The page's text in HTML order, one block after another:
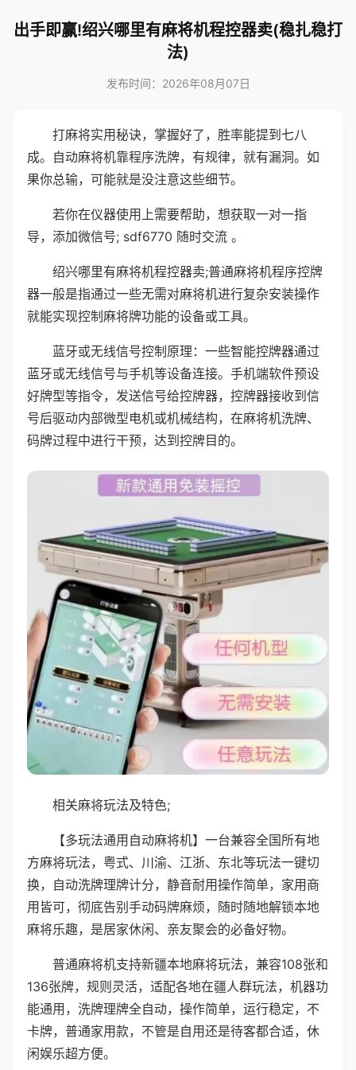
出手即赢!绍兴哪里有麻将机程控器卖(稳扎稳打
法)
发布时间：2026年08月07日
打麻将实用秘诀，掌握好了，胜率能提到七八
成。自动麻将机靠程序洗牌，有规律，就有漏洞。如
果你总输，可能就是没注意这些细节。
若你在仪器使用上需要帮助，想获取一对一指
导，添加微信号; sdf6770 随时交流 。
绍兴哪里有麻将机程控器卖;普通麻将机程序控牌
器一般是指通过一些无需对麻将机进行复杂安装操作
就能实现控制麻将牌功能的设备或工具。
蓝牙或无线信号控制原理：一些智能控牌器通过
蓝牙或无线信号与手机等设备连接。手机端软件预设
好牌型等指令，发送信号给控牌器，控牌器接收到信
号后驱动内部微型电机或机械结构，在麻将机洗牌、
码牌过程中进行干预，达到控牌目的。
相关麻将玩法及特色;
【多玩法通用自动麻将机】一台兼容全国所有地
方麻将玩法，粤式、川渝、江浙、东北等玩法一键切
换，自动洗牌理牌计分，静音耐用操作简单，家用商
用皆可，彻底告别手动码牌麻烦，随时随地解锁本地
麻将乐趣，是居家休闲、亲友聚会的必备好物。
普通麻将机支持新疆本地麻将玩法，兼容108张和
136张牌，规则灵活，适配各地在疆人群玩法，机器功
能通用，洗牌理牌全自动，操作简单，运行稳定，不
卡牌，普通家用款，不管是自用还是待客都合适，休
闲娱乐超方便。